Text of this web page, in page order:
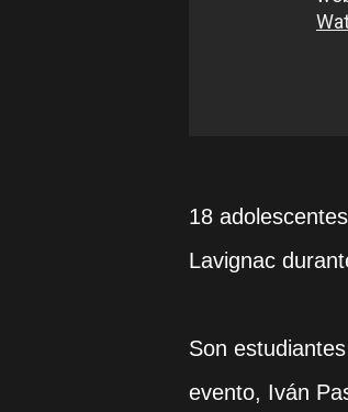
18
Lavignac
Son
evento, Iván